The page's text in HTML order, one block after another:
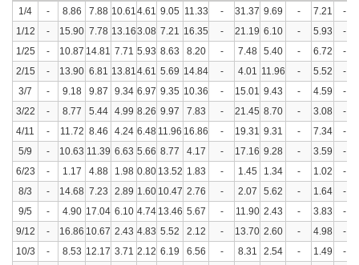
8時
BIG
LOBE
SIM
b-
mob
ile
DMM
モバ
イル
DTI
SIM
FREE
TEL
IIJ
mio
(D)
イル
mi
neo
(D)
Nif
Mo
イル
OCN
モバ
イル
ONE
ile
1/4 - 8.86 7.88 10.614.61 9.05 11.33 - 31.37 9.69 - 7.21
-
1/12
- 15.90 7.78 13.163.08 7.21 16.35 - 21.19 6.10 - 5.93
-
1/25
- 10.87 14.81 7.71 5.93 8.63 8.20 - 7.48 5.40 - 6.72
-
2/15
- 13.90 6.81 13.814.61 5.69 14.84 - 4.01 11.96 - 5.52
-
3/7
- 9.18 9.87 9.34 6.97 9.35 10.36 - 15.01 9.43 - 4.59
-
3/22
- 8.77 5.44 4.99 8.26 9.97 7.83 - 21.45 8.70 - 3.08
-
4/11
- 11.72 8.46 4.24 6.48 11.96 16.86 - 19.31 9.31 - 7.34
-
5/9
- 10.63 11.39 6.63 5.66 8.77 4.17 - 17.16 9.28 - 3.59
-
6/23
- 1.17 4.88 1.98 0.80 13.52 1.83 - 1.45 1.34 - 1.02
-
8/3
- 14.68 7.23 2.89 1.60 10.47 2.76 - 2.07 5.62 - 1.64
-
9/5
- 4.90 17.04 6.10 4.74 13.46 5.67 - 11.90 2.43 - 3.83
-
9/12
- 16.86 10.67 2.43 4.83 5.52 2.12 - 13.70 2.60 - 4.98
-
10/3
- 8.53 12.17 3.71 2.12 6.19 6.56 - 8.31 2.54 - 1.49
-